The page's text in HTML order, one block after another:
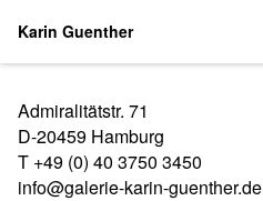
Karin Guenther
Admiralitätstr. 71
D-20459 Hamburg
T +49 (0) 40 3750 3450
info@galerie-karin-guenther.de